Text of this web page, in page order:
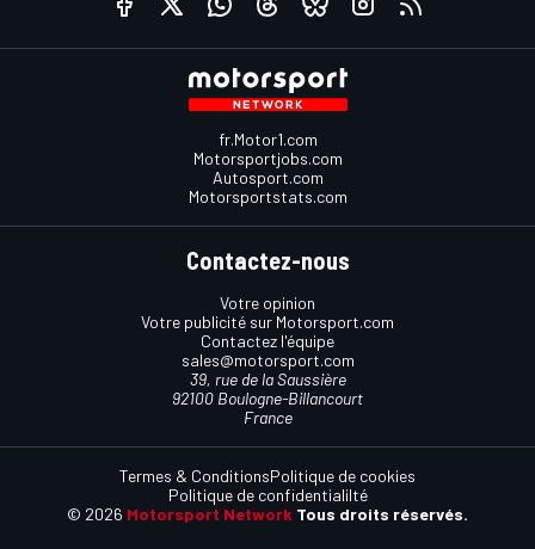
fr.Motor1.com
Motorsportjobs.com
Autosport.com
Motorsportstats.com
Contactez-nous
Votre opinion
Votre publicité sur Motorsport.com
Contactez l'équipe
sales@motorsport.com
39, rue de la Saussière
92100 Boulogne-Billancourt
France
© 2026 Motorsport Network Tous droits réservés.
Termes & ConditionsPolitique de cookies
Politique de confidentialilté